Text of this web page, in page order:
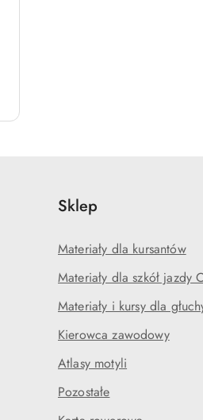
Sklep
Materiały dla kursantów
Materiały dla szkół jazdy
Materiały i kursy dla
Kierowca zawodowy
Atlasy motyli
Pozostałe